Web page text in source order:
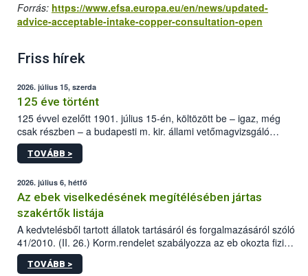
Forrás: https://www.efsa.europa.eu/en/news/updated-
advice-acceptable-intake-copper-consultation-open
Friss hírek
2026. július 15, szerda
125 éve történt
125 évvel ezelőtt 1901. július 15-én, költözött be – igaz, még
csak részben – a budapesti m. kir. állami vetőmagvizsgáló
állomás a Kis Rókus utca 15. szám alatti, Czigler Győző által
tervezett új épületébe.
TOVÁBB >
2026. július 6, hétfő
Az ebek viselkedésének megítélésében jártas
szakértők listája
A kedvtelésből tartott állatok tartásáról és forgalmazásáról szóló
41/2010. (II. 26.) Korm.rendelet szabályozza az eb okozta fizikai
sérülés, illetve ennek veszélye keletkezésekor felmerülő
hatósági feladatokat, valamint a veszélyes eb tartását és annak
TOVÁBB >